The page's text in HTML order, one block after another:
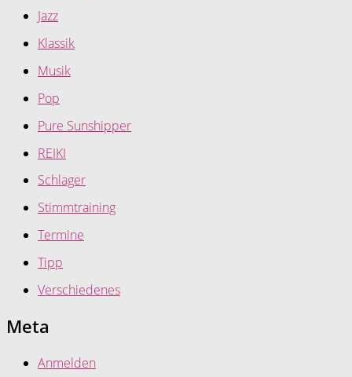
Jazz
Klassik
Musik
Pop
Pure Sunshipper
REIKI
Schlager
Stimmtraining
Termine
Tipp
Verschiedenes
Meta
Anmelden